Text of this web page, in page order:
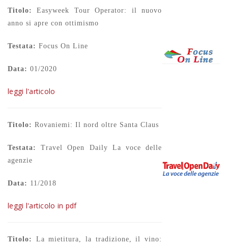
Titolo:
Easyweek Tour Operator: il nuovo
anno si apre con ottimismo
Testata: Focus On Line
Data: 01/2020
leggi l'articolo
Titolo: Rovaniemi: Il nord oltre Santa Claus
Testata:
Travel Open Daily La voce delle
agenzie
Data: 11/2018
leggi l'articolo in pdf
Titolo:
La mietitura, la tradizione, il vino: